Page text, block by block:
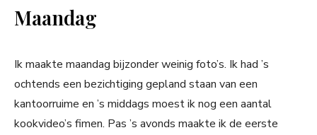
Maandag
Ik maakte maandag bijzonder weinig foto’s. Ik had ’s
ochtends een bezichtiging gepland staan van een
kantoorruime en ’s middags moest ik nog een aantal
kookvideo’s fimen. Pas ’s avonds maakte ik de eerste